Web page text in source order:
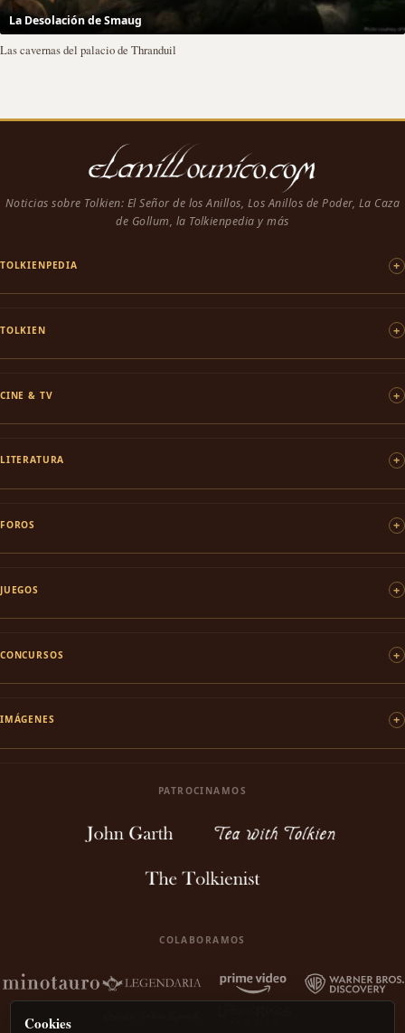
La Desolación de Smaug
Las cavernas del palacio de Thranduil
Noticias sobre Tolkien: El Señor de los Anillos, Los Anillos de Poder, La Caza
de Gollum, la Tolkienpedia y más
TOLKIENPEDIA
TOLKIEN
CINE & TV
LITERATURA
FOROS
JUEGOS
CONCURSOS
IMÁGENES
PATROCINAMOS
COLABORAMOS
Cookies